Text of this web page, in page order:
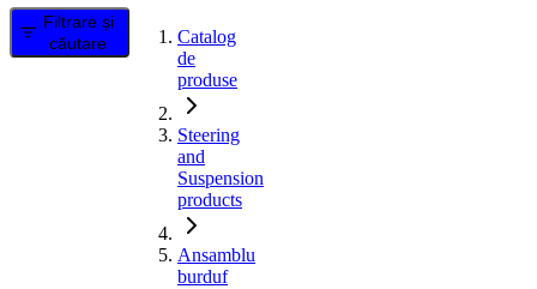
Filtrare și
căutare
Catalog
de
produse
Steering
and
Suspension
products
Ansamblu
burduf